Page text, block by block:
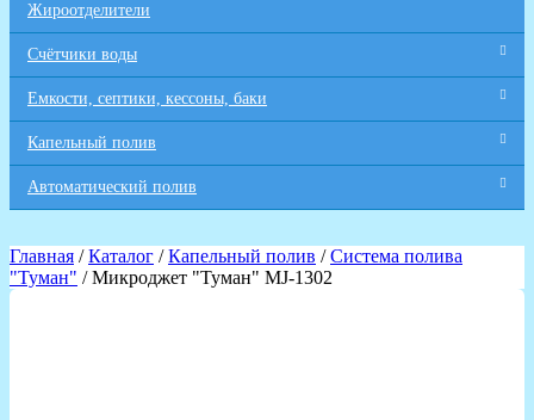
Жироотделители
Счётчики воды
Емкости, септики, кессоны, баки
Капельный полив
Автоматический полив
Главная /Каталог /Капельный полив /Система полива
"Туман" / Микроджет "Туман" MJ-1302